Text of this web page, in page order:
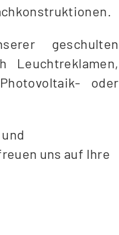
geschulten
Leuchtreklamen,
oder
uns auf Ihre